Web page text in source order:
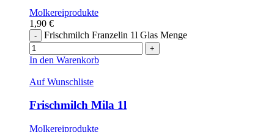
Molkereiprodukte
1,90 €
Frischmilch Franzelin 1l Glas Menge
In den Warenkorb
Auf Wunschliste
Frischmilch Mila 1l
Molkereiprodukte